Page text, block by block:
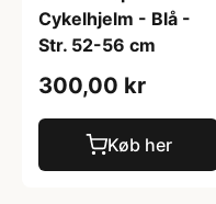
Cykelhjelm - Blå -
Str. 52-56 cm
300,00 kr
Køb her